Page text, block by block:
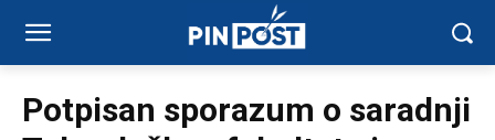
Potpisan sporazum o saradnji